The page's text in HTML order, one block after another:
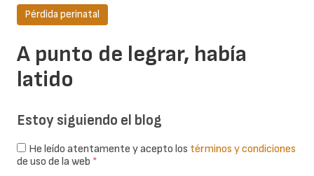
A punto de legrar, había
latido
Pérdida perinatal
Estoy siguiendo el blog
He leído atentamente y acepto los términos y condiciones
de uso de la web *